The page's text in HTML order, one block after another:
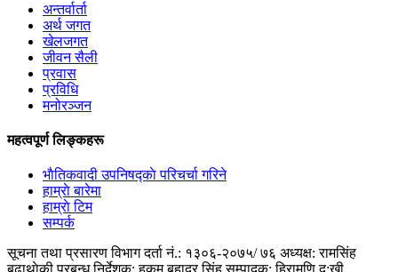
अन्तर्वार्ता
अर्थ जगत
खेलजगत
जीवन सैली
प्रवास
प्रविधि
मनोरञ्जन
महत्वपूर्ण लिङ्कहरू
भाैतिकवादी उपनिषद्काे परिचर्चा गरिने
हाम्राे बारेमा
हाम्राे टिम
सम्पर्क
सूचना तथा प्रसारण विभाग दर्ता नं.: १३०६-२०७५/ ७६ अध्यक्ष: रामसिंह
बुढाथाेकी प्रबन्ध निर्देशक: हुकुम बहादुर सिंह सम्पादक: हिरामणि दु:खी